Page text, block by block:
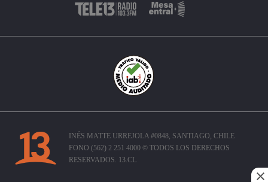
INÉS MATTE URREJOLA #0848, SANTIAGO, CHILE
FONO (562) 2 251 4000 © TODOS LOS DERECHOS
RESERVADOS. 13.CL